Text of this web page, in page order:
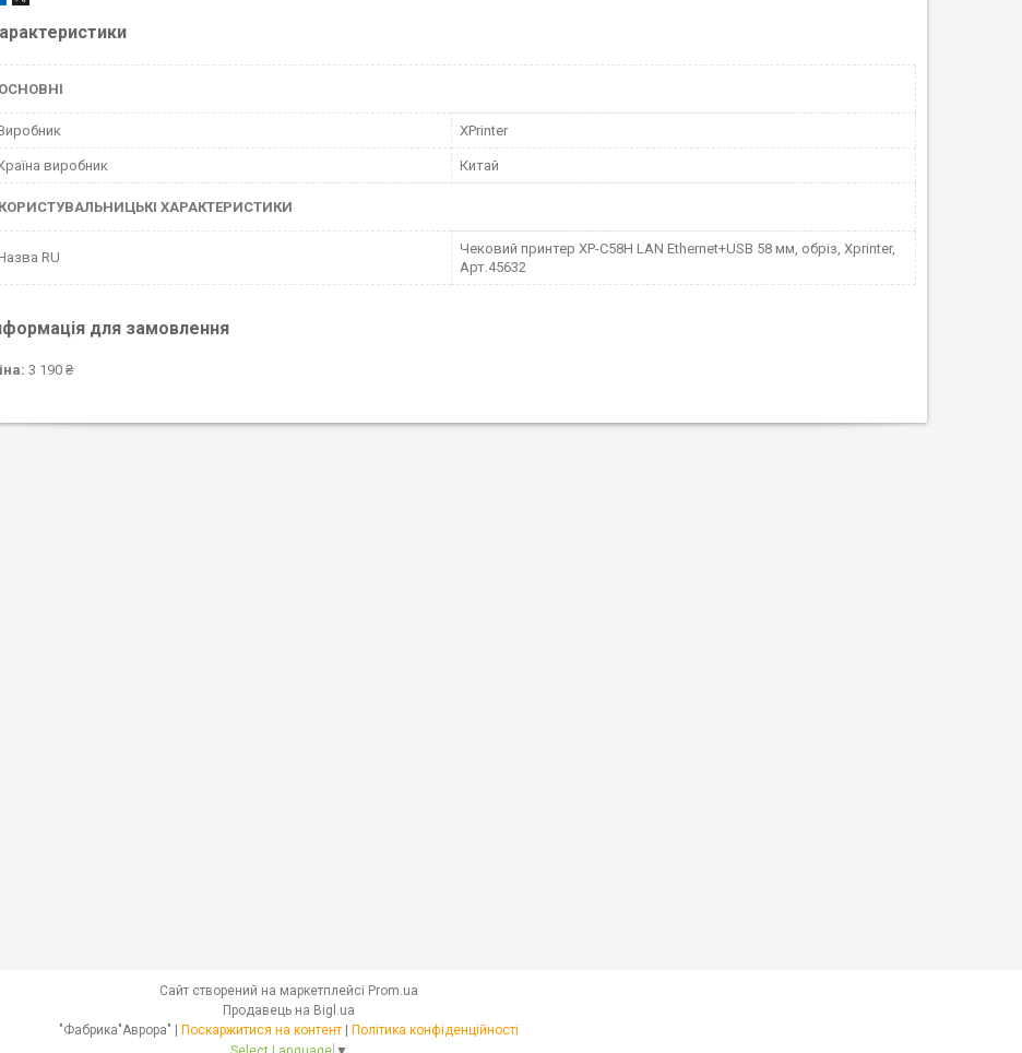
ОСНОВНІ
XPrinter
виробник Китай
КОРИСТУВАЛЬНИЦЬКІ ХАРАКТЕРИСТИКИ
RU
Чековий принтер XP-C58H LAN Ethernet+USB 58 мм, обріз, Xprinter,
Арт.45632
для замовлення
3 190 ₴
Сайт створений на маркетплейсі Prom.ua
Продавець на Bigl.ua
Поскаржитися на контент
Політика конфіденційності